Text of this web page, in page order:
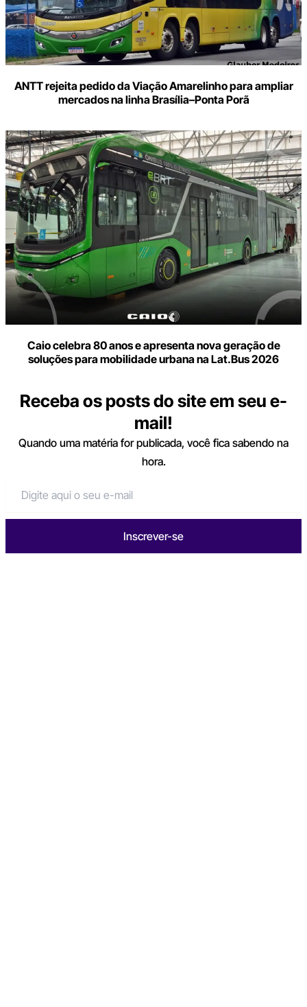
ANTT rejeita pedido da Viação Amarelinho para ampliar
mercados na linha Brasília–Ponta Porã
Caio celebra 80 anos e apresenta nova geração de
soluções para mobilidade urbana na Lat.Bus 2026
Receba os posts do site em seu e-
mail!
Quando uma matéria for publicada, você fica sabendo na
hora.
Inscrever-se